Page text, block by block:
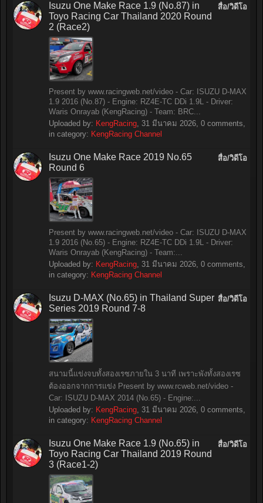
สื่อ/วิดีโอ
Isuzu One Make Race 1.9 (No.87) in
Toyo Racing Car Thailand 2020 Round
2 (Race2)
Present by www.racingweb.net/video - Car: ISUZU D-MAX
1.9 2016 (No.87) - Engine: RZ4E-TC DDi 1.9L - Driver:
Waris Onrayab (KengRacing) - Team: BRC...
Uploaded by: KengRacing, 31 มีนาคม 2026, 0 comments,
in category: KengRacing Channel
สื่อ/วิดีโอ
Isuzu One Make Race 2019 No.65
Round 6
Present by www.racingweb.net/video - Car: ISUZU D-MAX
1.9 2016 (No.65) - Engine: RZ4E-TC DDi 1.9L - Driver:
Waris Onrayab (KengRacing) - Team:...
Uploaded by: KengRacing, 31 มีนาคม 2026, 0 comments,
in category: KengRacing Channel
สื่อ/วิดีโอ
Isuzu D-MAX (No.65) in Thailand Super
Series 2019 Round 7-8
สนามนี้แข่งจบทั้งสองเรซภายใน 3 นาที เพราะพังทั้งสองเรซ
ต้องออกจากการแข่ง Present by www.rcweb.net/video -
Car: ISUZU D-MAX 2014 (No.65) - Engine:...
Uploaded by: KengRacing, 31 มีนาคม 2026, 0 comments,
in category: KengRacing Channel
สื่อ/วิดีโอ
Isuzu One Make Race 1.9 (No.65) in
Toyo Racing Car Thailand 2019 Round
3 (Race1-2)